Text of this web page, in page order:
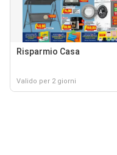
Risparmio Casa
Valido per 2 giorni